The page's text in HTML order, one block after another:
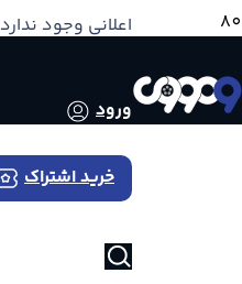
اعلانی وجود ندارد
ورود
خرید اشتراک